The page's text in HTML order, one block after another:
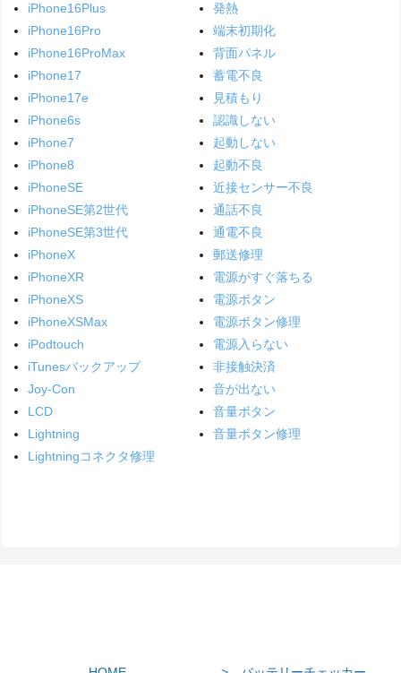
iPhone16Plus
iPhone16Pro
iPhone16ProMax
iPhone17
iPhone17e
iPhone6s
iPhone7
iPhone8
iPhoneSE
iPhoneSE第2世代
iPhoneSE第3世代
iPhoneX
iPhoneXR
iPhoneXS
iPhoneXSMax
iPodtouch
iTunesバックアップ
Joy-Con
LCD
Lightning
Lightningコネクタ修理
発熱
端末初期化
背面パネル
蓄電不良
見積もり
認識しない
起動しない
起動不良
近接センサー不良
通話不良
通電不良
郵送修理
電源がすぐ落ちる
電源ボタン
電源ボタン修理
電源入らない
非接触決済
音が出ない
音量ボタン
音量ボタン修理